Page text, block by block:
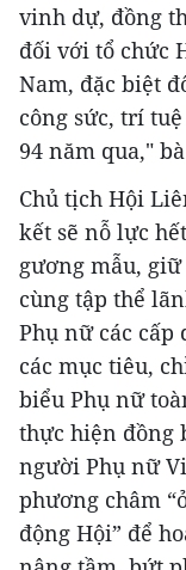
vinh dự, đồng
đối với tổ chức
Nam, đặc biệt
công sức, trí
94 năm qua,"
Chủ tịch Hội
kết sẽ nỗ lực
gương mẫu,
cùng tập thể
Phụ nữ các
các mục tiêu,
biểu Phụ nữ
thực hiện đồng
người Phụ nữ
phương châm
động Hội” để